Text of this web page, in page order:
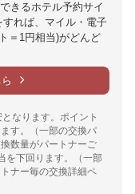
きるホテル予約サイ
すれば、マイル・電子
＝1円相当)がどんど
なります。ポイント
す。（一部の交換パ
数量がパートナーご
を下回ります。（一部
ナー毎の交換詳細ペ